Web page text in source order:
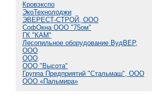
Кровэкспо
ЭкоТехнолоджи
ЭВЕРЕСТ-СТРОЙ, ООО
СофОкна ООО "75ом"
ГК "КАМ"
Лесопильное оборудование ВудВЕР,
ООО
ООО
ООО "Высота"
Группа Предприятий "Стальмаш", ООО
ООО «Пальмира»